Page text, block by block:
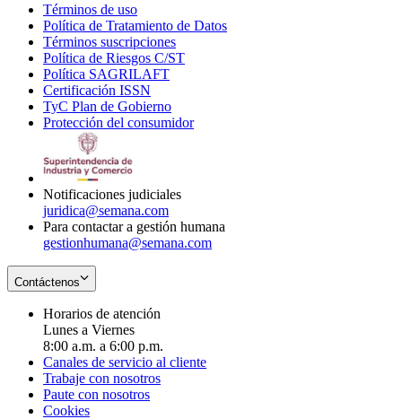
Términos de uso
in
new
window
Política de Tratamiento de Datos
Términos suscripciones
in
Política de Riesgos C/ST
Política SAGRILAFT
new
window
Certificación ISSN
in
new
TyC Plan de Gobierno
in
Protección del consumidorOpens
Notificaciones judiciales
juridica@semana.com
Para contactar a gestión humana
gestionhumana@semana.com
Contáctenos
Horarios de atención
Lunes a Viernes
8:00 a.m. a 6:00 p.m.
Canales de servicio al cliente
Trabaje con nosotros
Paute con nosotros
Cookies